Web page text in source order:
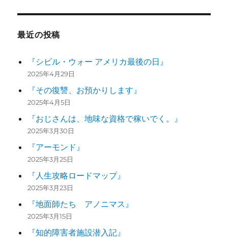
最近の投稿
『シビル・ウォー アメリカ最後の日』
2025年4月29日
『その復讐、お預かりします』
2025年4月5日
『おじさんは、地味な資格で稼いでく。』
2025年3月30日
『アーモンド』
2025年3月25日
『人生攻略ロードマップ』
2025年3月23日
『地面師たち アノニマス』
2025年3月15日
『知的障害者施設潜入記』